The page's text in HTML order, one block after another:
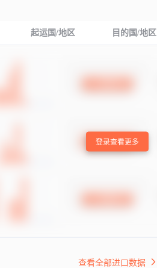
起运国/地区 目的国/地区
登录查看更多
查看全部进口数据